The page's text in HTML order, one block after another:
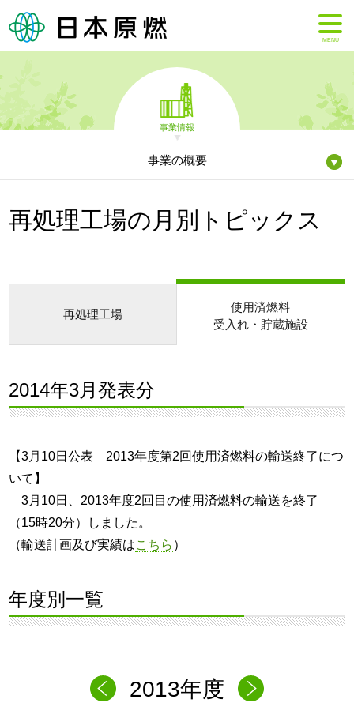
MENU
事業情報
事業の概要
再処理工場の月別トピックス
再処理工場
使用済燃料
受入れ・貯蔵施設
2014年3月発表分
【3月10日公表 2013年度第2回使用済燃料の輸送終了につ
いて】
3月10日、2013年度2回目の使用済燃料の輸送を終了
（15時20分）しました。
（輸送計画及び実績はこちら ）
年度別一覧
2013年度